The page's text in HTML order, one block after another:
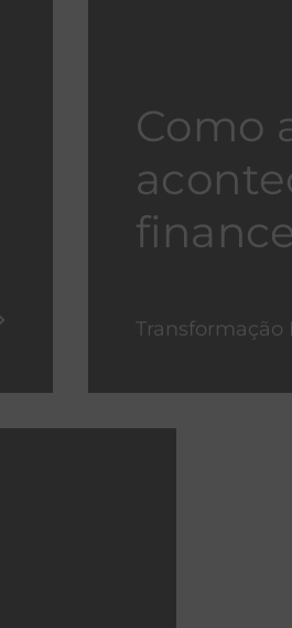
Como
Transformação